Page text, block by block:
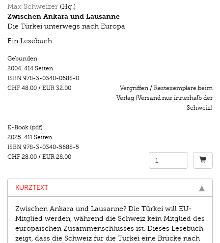
Max Schweizer (Hg.)
Zwischen Ankara und Lausanne
Die Türkei unterwegs nach Europa
Ein Lesebuch
Gebunden
2004. 414 Seiten
ISBN 978-3-0340-0688-0
CHF 48.00 / EUR 32.00
Vergriffen / Restexemplare beim
Verlag (Versand nur innerhalb der
Schweiz)
E-Book (pdf)
2025. 411 Seiten
ISBN 978-3-0340-5688-5
CHF 28.00 / EUR 28.00
KURZTEXT
Zwischen Ankara und Lausanne? Die Türkei will EU-
Mitglied werden, während die Schweiz kein Mitglied des
europäischen Zusammenschlusses ist. Dieses Lesebuch
zeigt, dass die Schweiz für die Türkei eine Brücke nach